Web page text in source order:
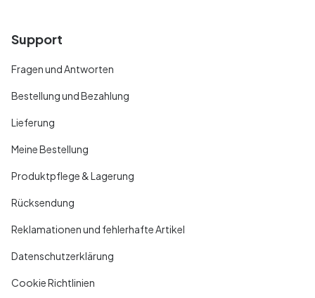
Support
Fragen und Antworten
Bestellung und Bezahlung
Lieferung
Meine Bestellung
Produktpflege & Lagerung
Rücksendung
Reklamationen und fehlerhafte Artikel
Datenschutzerklärung
Cookie Richtlinien